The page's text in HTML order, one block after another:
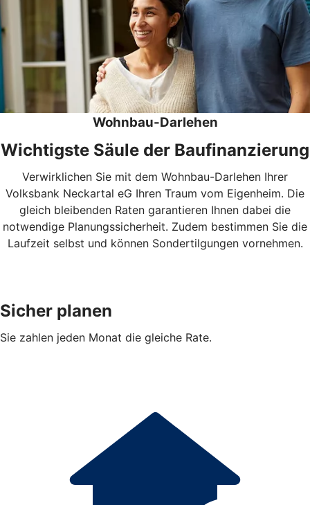
Wohnbau-Darlehen
Wichtigste Säule der Baufinanzierung
Verwirklichen Sie mit dem Wohnbau-Darlehen Ihrer
Volksbank Neckartal eG Ihren Traum vom Eigenheim. Die
gleich bleibenden Raten garantieren Ihnen dabei die
notwendige Planungssicherheit. Zudem bestimmen Sie die
Laufzeit selbst und können Sondertilgungen vornehmen.
Sicher planen
Sie zahlen jeden Monat die gleiche Rate.